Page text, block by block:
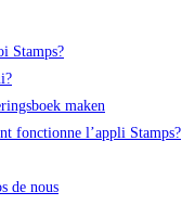
Stamps?
maken
fonctionne l’appli Stamps?
de nous